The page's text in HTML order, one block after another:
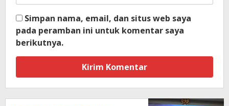
Simpan nama, email, dan situs web saya
pada peramban ini untuk komentar saya
berikutnya.